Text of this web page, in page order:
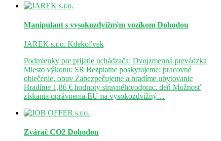
Manipulant s vysokozdvižným vozíkom Dohodou
JAREK s.r.o. Kdekoľvek
Podmienky pre prijatie uchádzača: Dvojzmenná prevádzka
Miesto výkonu: SR Bezplatne poskytujeme: pracovné
oblečenie, obuv Zabezpečujeme a hradíme ubytovanie
Hradíme 1,86 € hodnoty stravného/odprac. deň Možnosť
získania oprávnenia EU na vysokozdvižný…
Zvárač CO2 Dohodou